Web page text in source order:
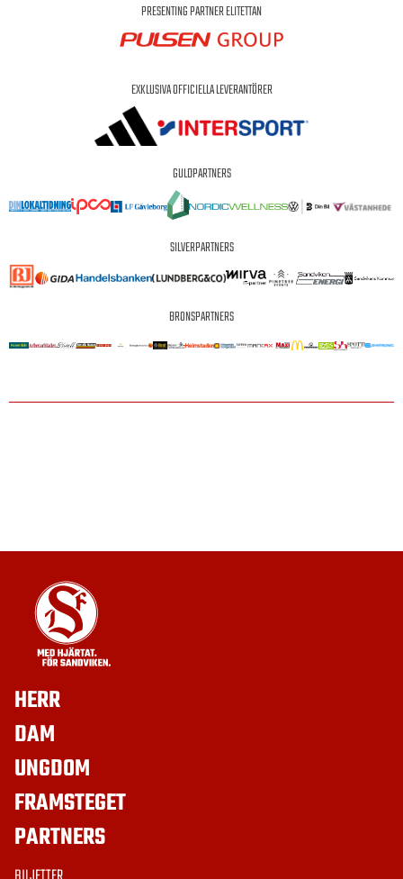
PRESENTING PARTNER ELITETTAN
EXKLUSIVA OFFICIELLA LEVERANTÖRER
GULDPARTNERS
SILVERPARTNERS
BRONSPARTNERS
HERR
DAM
UNGDOM
FRAMSTEGET
PARTNERS